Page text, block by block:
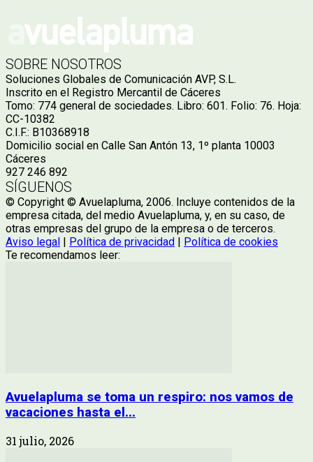
SOBRE NOSOTROS
Soluciones Globales de Comunicación AVP, S.L.
Inscrito en el Registro Mercantil de Cáceres
Tomo: 774 general de sociedades. Libro: 601. Folio: 76. Hoja:
CC-10382
C.I.F.: B10368918
Domicilio social en Calle San Antón 13, 1º planta 10003
Cáceres
927 246 892
SÍGUENOS
© Copyright © Avuelapluma, 2006. Incluye contenidos de la
empresa citada, del medio Avuelapluma, y, en su caso, de
otras empresas del grupo de la empresa o de terceros.
Aviso legal
Política de privacidad
Política de cookies
Te recomendamos leer:
Avuelapluma se toma un respiro: nos vamos de
vacaciones hasta el...
31 julio, 2026